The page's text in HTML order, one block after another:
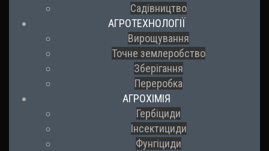
Садівництво
АГРОТЕХНОЛОГІЇ
Вирощування
Точне землеробство
Зберігання
Переробка
АГРОХІМІЯ
Гербіциди
Інсектициди
Фунгіциди